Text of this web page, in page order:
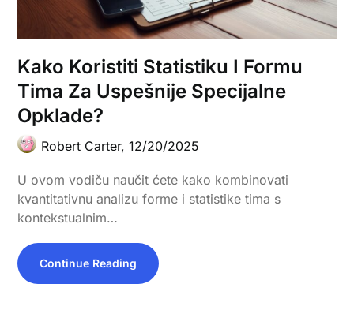
Kako Koristiti Statistiku I Formu
Tima Za Uspešnije Specijalne
Opklade?
Robert Carter,12/20/2025
U ovom vodiču naučit ćete kako kombinovati
kvantitativnu analizu forme i statistike tima s
kontekstualnim…
Continue Reading